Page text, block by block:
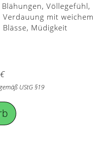
Völlegefühl,
mit weichem
Blässe, Müdigkeit
€
UStG §19